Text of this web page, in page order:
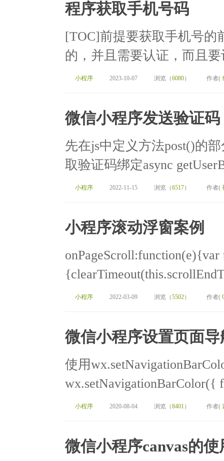
程序获取手机号码
[TOC]前提要获取手机号的
的，并且需要认证，而且
小程序 2023-10-07 浏览（6080） 作者(
微信小程序发送验证码
先在js中定义方法post()的
取验证码绑定async
小程序 2022-11-15 浏览（6517） 作者(
小程序滚动浮窗案例
小程序 2022-03-09 浏览（5502） 作者(
微信小程序设置页面
使用
wx.setNavigationBarColor({
小程序 2020-08-04 浏览（8401） 作者(
微信小程序canvas的使